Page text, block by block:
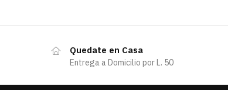
Quedate en Casa
Entrega a Domicilio por L. 50